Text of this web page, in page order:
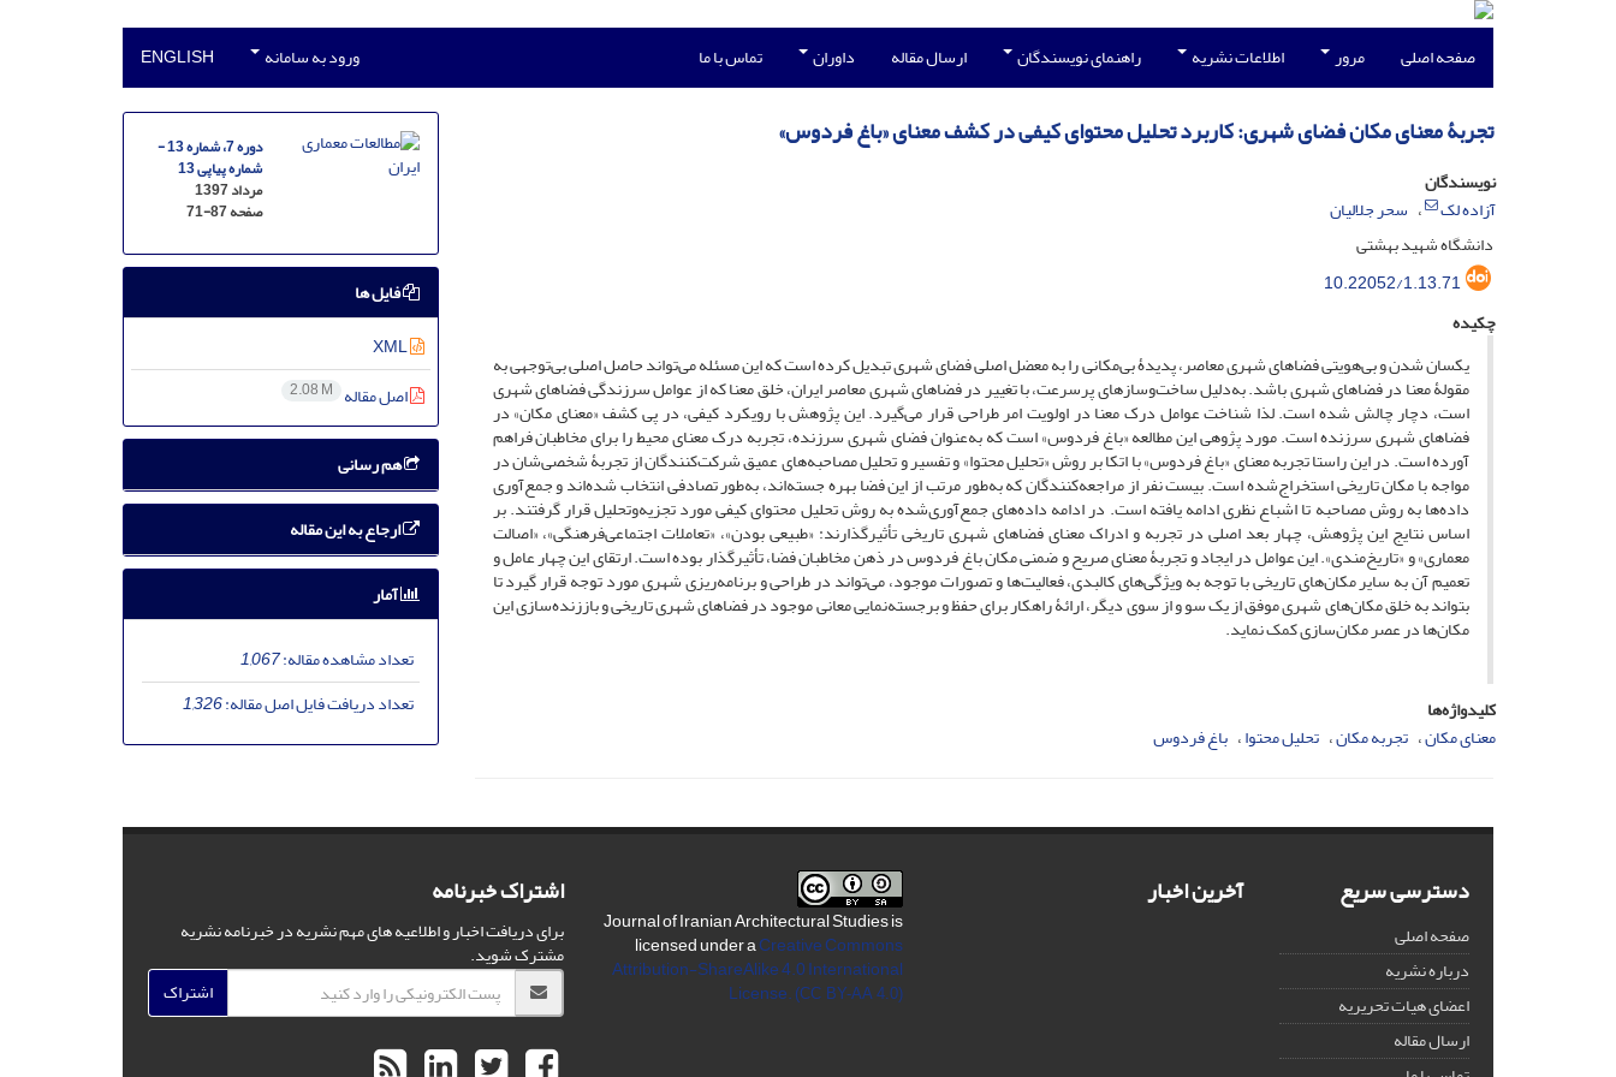
صفحه اصلی مرور اطلاعات نشریه راهنمای نویسندگان ارسال مقاله داوران تماس با ما ورود به سامانه ENGLISH
تجربۀ معنای مکان فضای شهری: کاربرد تحلیل محتوای کیفی در کشف معنای «باغ فردوس»
نویسندگان
آزاده لک
سحر جلالیان
دانشگاه شهید بهشتی
10.22052/1.13.71
چکیده
یکسان شدن و بی‌هویتی فضاهای شهری معاصر، پدیدۀ بی‌مکانی را به معضل اصلی فضای شهری تبدیل کرده است که این مسئله می‌تواند حاصل اصلی بی‌توجهی به
مقولۀ معنا در فضاهای شهری باشد. به‌دلیل ساخت‌وسازهای پرسرعت، با تغییر در فضاهای شهری معاصر ایران، خلق معنا که از عوامل سرزندگی فضاهای شهری
است، دچار چالش شده است. لذا شناخت عوامل درک معنا در اولویت امر طراحی قرار می‌گیرد. این پژوهش با رویکرد کیفی، در پی کشف «معنای مکان» در
فضاهای شهری سرزنده است. مورد پژوهی این مطالعه «باغ فردوس» است که به‌عنوان فضای شهری سرزنده، تجربه درک معنای محیط را برای مخاطبان فراهم
آورده است. در این راستا تجربه معنای «باغ فردوس» با اتکا بر روش «تحلیل محتوا» و تفسیر و تحلیل مصاحبه‌های عمیق شرکت‌کنندگان از تجربۀ شخصی‌شان در
مواجه با مکان تاریخی استخراج‌شده است. بیست نفر از مراجعه‌کنندگان که به‌طور مرتب از این فضا بهره جسته‌اند، به‌طور تصادفی انتخاب ‌شده‌اند و جمع‌آوری
داده‌ها به روش مصاحبه تا اشباع نظری ادامه یافته است. در ادامه داده‌های جمع‌آوری‌شده به روش تحلیل محتوای کیفی مورد تجزیه‌وتحلیل قرار گرفتند. بر
اساس نتایج این پژوهش، چهار بعد اصلی در تجربه و ادراک معنای فضاهای شهری تاریخی تأثیرگذارند: «طبیعی بودن»، «تعاملات اجتماعی‌فرهنگی»، «اصالت
معماری» و «تاریخ‌مندی». این عوامل در ایجاد و تجربۀ معنای صریح و ضمنی مکان باغ فردوس در ذهن مخاطبان فضا، تأثیرگذار بوده است. ارتقای این چهار عامل و
تعمیم آن به سایر مکان‌های تاریخی با توجه به ویژگی‌های کالبدی، فعالیت‌ها و تصورات موجود، می‌تواند در طراحی و برنامه‌ریزی شهری مورد توجه قرار گیرد تا
بتواند به خلق مکان‌های شهری موفق از یک ‌سو و از سوی دیگر، ارائۀ راهکار برای حفظ و برجسته‌نمایی معانی موجود در فضاهای شهری تاریخی و باززنده‌سازی این
مکان‌ها در عصر مکان‌سازی کمک نماید.
کلیدواژه‌ها
معنای مکان تجربه مکان تحلیل محتوا باغ فردوس
دوره 7، شماره 13 -
شماره پیاپی 13
مرداد 1397
صفحه71-87
فایل ها
XML
اصل مقاله 2.08 M
هم رسانی
ارجاع به این مقاله
آمار
تعداد مشاهده مقاله:1,067
تعداد دریافت فایل اصل مقاله:1,326
دسترسی سریع
صفحه اصلی
درباره نشریه
اعضای هیات تحریریه
ارسال مقاله
آخرین اخبار
Journal of Iranian Architectural Studies is
licensed under aCreative Commons
Attribution-ShareAlike 4.0 International
License. (CC BY-AA 4.0)
اشتراک خبرنامه
برای دریافت اخبار و اطلاعیه های مهم نشریه در خبرنامه نشریه
مشترک شوید.
اشتراک